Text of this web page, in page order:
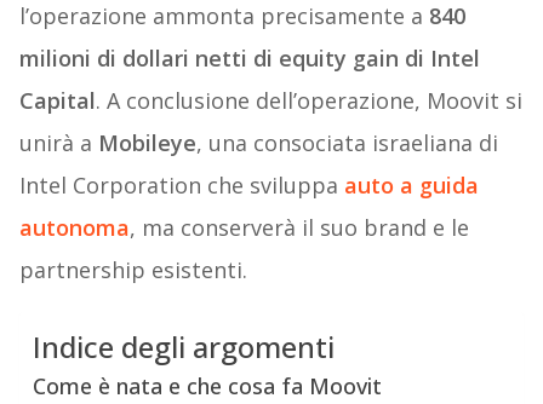
l’operazione ammonta precisamente a 840
milioni di dollari netti di equity gain di Intel
Capital. A conclusione dell’operazione, Moovit si
unirà a Mobileye, una consociata israeliana di
Intel Corporation che sviluppa auto a guida
autonoma, ma conserverà il suo brand e le
partnership esistenti.
Indice degli argomenti
Come è nata e che cosa fa Moovit